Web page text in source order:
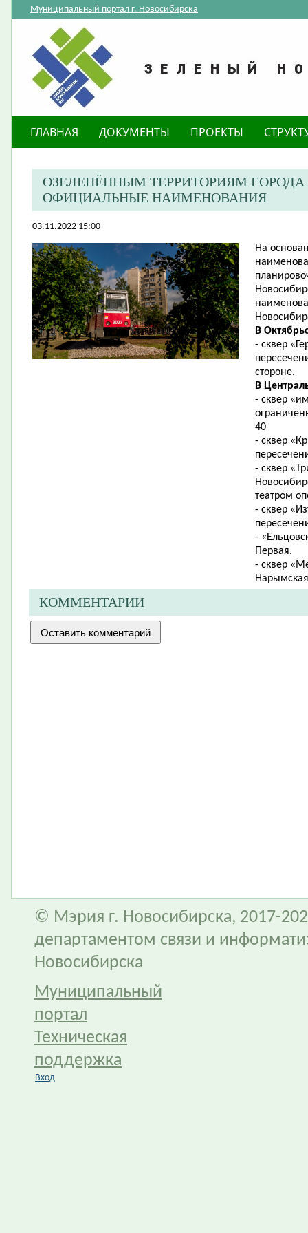
Муниципальный портал г. Новосибирска
ГЛАВНАЯ ДОКУМЕНТЫ ПРОЕКТЫ
ОЗЕЛЕНЁННЫМ ТЕРРИТОРИЯМ
ОФИЦИАЛЬНЫЕ НАИМЕНОВАНИЯ
03.11.2022 15:00
​На
В
- сквер
стороне.
В
- сквер
40
- сквер
- сквер
театром
- сквер
-
Первая.
- сквер
КОММЕНТАРИИ
© Мэрия г. Новосибирска, 2017-
департаментом связи и
Новосибирска
Муниципальный
портал
Техническая
поддержка
Вход